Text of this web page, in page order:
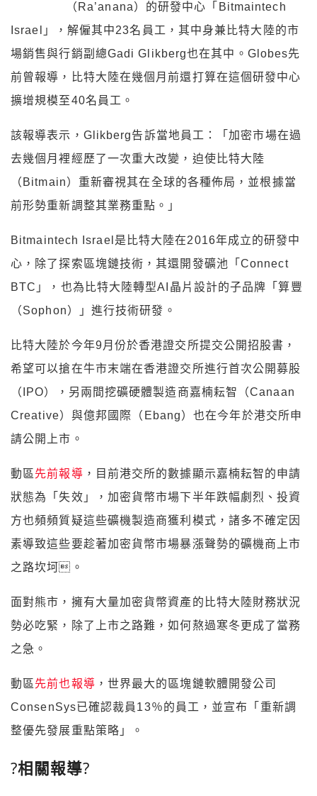
（Ra’anana）的研發中心「Bitmaintech
Israel」，解僱其中23名員工，其中身兼比特大陸的市
場銷售與行銷副總Gadi Glikberg也在其中。Globes先
前曾報導，比特大陸在幾個月前還打算在這個研發中心
擴增規模至40名員工。
該報導表示，Glikberg告訴當地員工：「加密市場在過
去幾個月裡經歷了一次重大改變，迫使比特大陸
（Bitmain）重新審視其在全球的各種佈局，並根據當
前形勢重新調整其業務重點。」
Bitmaintech Israel是比特大陸在2016年成立的研發中
心，除了探索區塊鏈技術，其還開發礦池「Connect
BTC」，也為比特大陸轉型AI晶片設計的子品牌「算豐
（Sophon）」進行技術研發。
比特大陸於今年9月份於香港證交所提交公開招股書，
希望可以搶在牛市末端在香港證交所進行首次公開募股
（IPO），另兩間挖礦硬體製造商嘉楠耘智（Canaan
Creative）與億邦國際（Ebang）也在今年於港交所申
請公開上市。
動區 先前報導 ，目前港交所的數據顯示嘉楠耘智的申請
狀態為「失效」，加密貨幣市場下半年跌幅劇烈、投資
方也頻頻質疑這些礦機製造商獲利模式，諸多不確定因
素導致這些要趁著加密貨幣市場暴漲聲勢的礦機商上市
之路坎坷。
面對熊市，擁有大量加密貨幣資產的比特大陸財務狀況
勢必吃緊，除了上市之路難，如何熬過寒冬更成了當務
之急。
動區 先前也報導 ，世界最大的區塊鏈軟體開發公司
ConsenSys已確認裁員13％的員工，並宣布「重新調
整優先發展重點策略」。
?相關報導?